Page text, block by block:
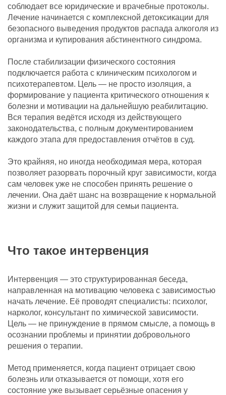
соблюдает все юридические и врачебные протоколы.
Лечение начинается с комплексной детоксикации для
безопасного выведения продуктов распада алкоголя из
организма и купирования абстинентного синдрома.
После стабилизации физического состояния
подключается работа с клиническим психологом и
психотерапевтом. Цель — не просто изоляция, а
формирование у пациента критического отношения к
болезни и мотивации на дальнейшую реабилитацию.
Вся терапия ведётся исходя из действующего
законодательства, с полным документированием
каждого этапа для предоставления отчётов в суд.
Это крайняя, но иногда необходимая мера, которая
позволяет разорвать порочный круг зависимости, когда
сам человек уже не способен принять решение о
лечении. Она даёт шанс на возвращение к нормальной
жизни и служит защитой для семьи пациента.
Что такое интервенция
Интервенция — это структурированная беседа,
направленная на мотивацию человека с зависимостью
начать лечение. Её проводят специалисты: психолог,
нарколог, консультант по химической зависимости.
Цель — не принуждение в прямом смысле, а помощь в
осознании проблемы и принятии добровольного
решения о терапии.
Метод применяется, когда пациент отрицает свою
болезнь или отказывается от помощи, хотя его
состояние уже вызывает серьёзные опасения у